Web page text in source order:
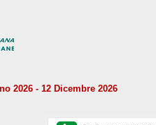
2026 - 12 Dicembre 2026